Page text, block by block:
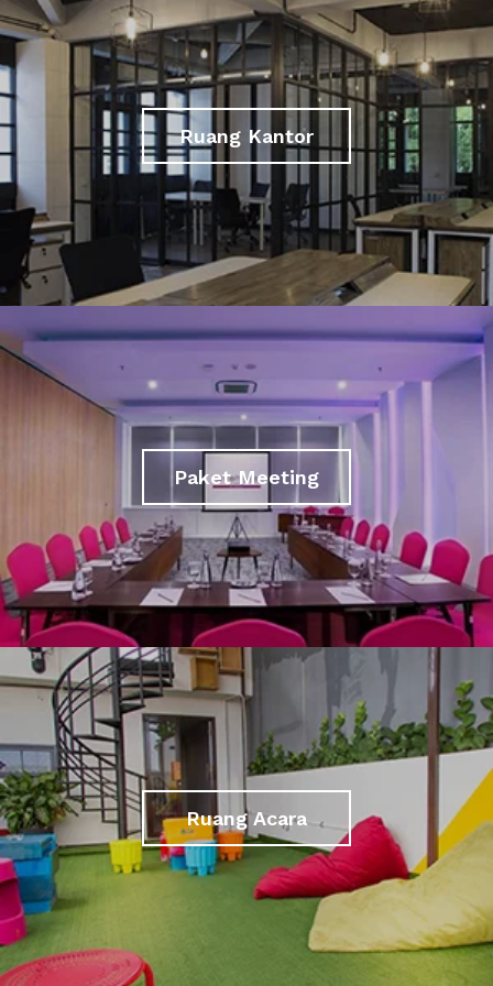
Ruang Kantor
Paket Meeting
Ruang Acara